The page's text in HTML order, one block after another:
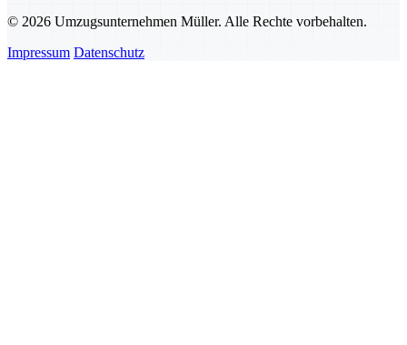
© 2026 Umzugsunternehmen Müller. Alle Rechte vorbehalten.
Impressum Datenschutz